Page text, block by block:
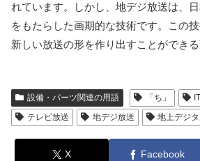
れています。しかし、地デジ放送は、
をもたらした画期的な技術です。この技
新しい放送の形を作り出すことができる
設備・パーツ関連の用語 「ち」 IT
テレビ放送
地デジ放送 地上デジ
X Facebook